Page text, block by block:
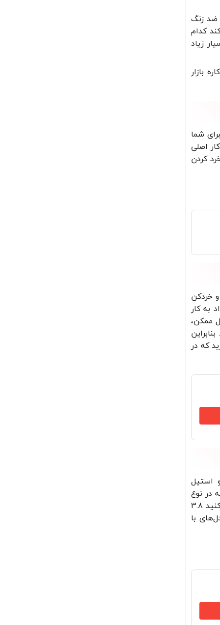
ضد زنگ
کدام
زیاد
بازار
شما
اصلی
کردن
غذاساز و خردکن
به کار
ممکن،
که در
استیل
در نوع
خود یکتا است. ظرف غذاساز 3.8 لیتری با موتور قدرتمند 3000 وات این غذاساز را از سایر مدل‌ها متمایز کرده است. دقت کنید 3.8
با